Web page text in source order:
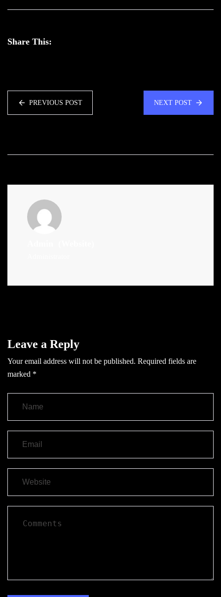
Share This:
PREVIOUS POST NEXT POST
Leave a Reply
Your email address will not be published. Required fields are
marked *